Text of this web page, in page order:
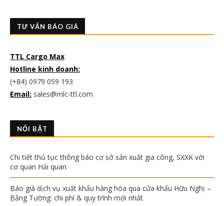
TƯ VẤN BÁO GIÁ
TTL Cargo Max
Hotline kinh doanh:
(+84) 0979 059 193
Email: sales@mlc-ttl.com
NỔI BẬT
Chi tiết thủ tục thông báo cơ sở sản xuất gia công, SXXK với
cơ quan Hải quan
Báo giá dịch vụ xuất khẩu hàng hóa qua cửa khẩu Hữu Nghị –
Bằng Tường: chi phí & quy trình mới nhất